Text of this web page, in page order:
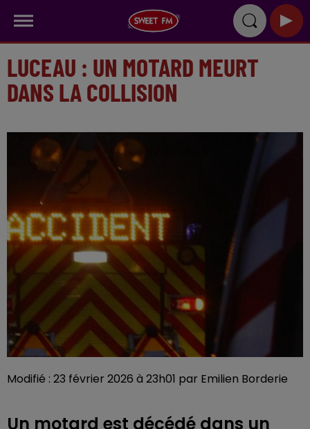
LUCEAU : UN MOTARD MEURT
DANS LA COLLISION
Modifié : 23 février 2026 à 23h01 par Emilien Borderie
Un motard est décédé dans un